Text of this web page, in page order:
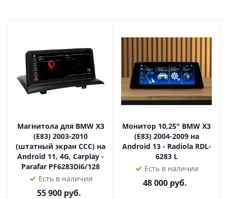
поддержка камер, парктроников, управления на руле и
➕Официальная гарантия и техподдержка Parafar 12
месяцев. Сервисный центр в Москве.
➕Оборудование проверяется и готовится инженерами
Parafar под комплектацию вашего автомобиля перед
➕У вас имеются законные 14 дней на проверку
устройства.
Наш магазин - официальный дилер продукции Parafar
по всей России. Приобретая товар у нас, вы получаете
оригинальное устройство, техподдержку и гарантию!
Магнитола для BMW X3
(E83) 2003-2010
(штатный экран ССС) на
Android 11, 4G, Carplay -
Parafar PF6283Di6/128
Есть в наличии
55 900руб.
Монитор 10,25" BMW X3
(E83) 2004-2009 на
Android 13 - Radiola RDL-
6283 L
Есть в наличии
48 000руб.